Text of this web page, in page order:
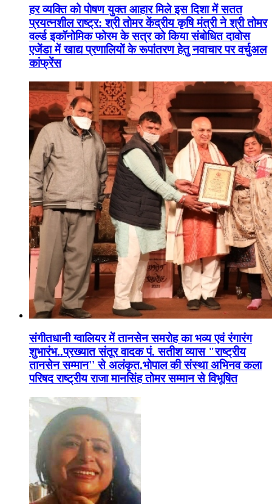
हर व्यक्ति को पोषण युक्त आहार मिले इस दिशा में सतत
प्रयत्नशील राष्ट्र: श्री तोमर केंद्रीय कृषि मंत्री ने श्री तोमर
वर्ल्ड इकॉनोमिक फोरम के सत्र को किया संबोधित दावोस
एजेंडा में खाद्य प्रणालियों के रूपांतरण हेतु नवाचार पर वर्चुअल
कांफ्रेंस
संगीतधानी ग्वालियर में तानसेन समरोह का भव्य एवं रंगारंग
शुभारंभ..प्रख्यात संतूर वादक पं. सतीश व्यास "राष्ट्रीय
तानसेन सम्मान'' से अलंकृत.भोपाल की संस्था अभिनव कला
परिषद राष्ट्रीय राजा मानसिंह तोमर सम्मान से विभूषित